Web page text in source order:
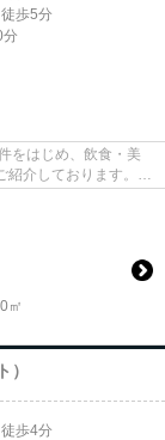
徒歩5分
分
をはじめ、飲食・美
介しております。
㎡
徒歩4分